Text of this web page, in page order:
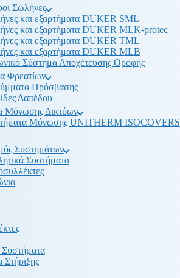
Σωλήνες
και εξαρτήματα DUKER SML
και εξαρτήματα DUKER MLK-protec
και εξαρτήματα DUKER TML
και εξαρτήματα DUKER MLB
Σύστημα Αποχέτευσης Οροφής
Φρεατίων
Πρόσβασης
Δαπέδου
Μόνωσης Δικτύων
Μόνωσης UNITHERM ISOCOVERS
Συστημάτων
Συστήματα
Συστήματα
Στήριξης